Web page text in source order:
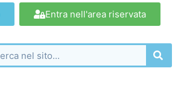
Entra nell'area riservata